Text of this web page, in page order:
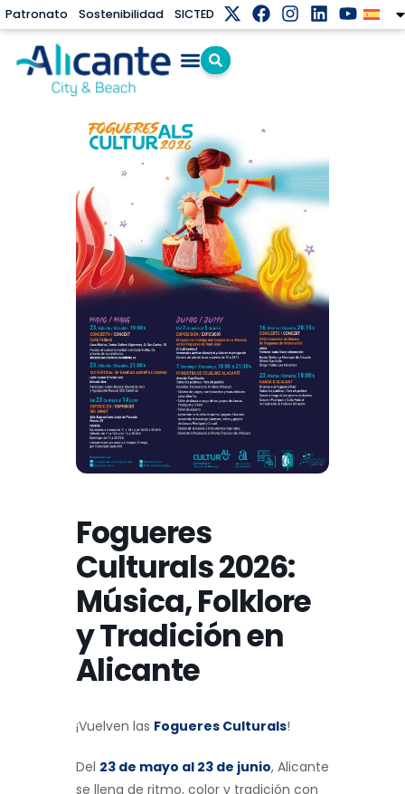
Patronato Sostenibilidad SICTED
Fogueres
Culturals 2026:
Música, Folklore
y Tradición en
Alicante
¡Vuelven las Fogueres Culturals!
Del 23 de mayo al 23 de junio, Alicante
se llena de ritmo, color y tradición con